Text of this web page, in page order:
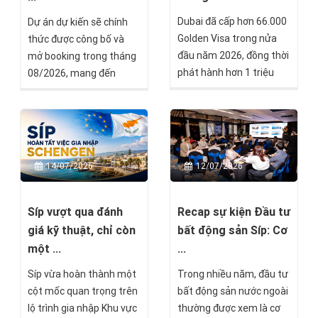
sản.
vĩnh viễn Malta.
Dự án dự kiến sẽ chính
thức được công bố và
mở booking trong tháng
08/2026, mang đến
tư tại thị trường châu Âu
dành cho các nhà đầu tư
đang tìm kiếm cơ hội đa
dạng hóa tài sản quốc tế.
Dubai đã cấp hơn 66.000
Golden Visa trong nửa
đầu năm 2026, đồng thời
phát hành hơn 1 triệu
xử lý hơn 7 triệu giao dịch
liên quan đến nhập cảnh,
cư trú. Những con số này
cho thấy UAE vẫn duy trì
sức hấp dẫn mạnh mẽ
nhân và chuyên gia quốc
tế, ngay cả trong bối
14/07/2026
Síp vượt qua đánh
giá kỹ thuật, chỉ còn
một ...
Síp vừa hoàn thành một
cột mốc quan trọng trên
lộ trình gia nhập Khu vực
12/07/2026
Recap sự kiện Đầu tư
bất động sản Síp: Cơ
...
Trong nhiều năm, đầu tư
bất động sản nước ngoài
thường được xem là cơ